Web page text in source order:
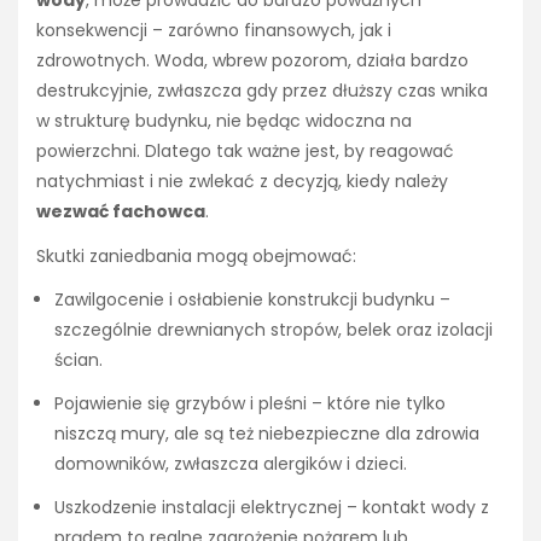
konsekwencji – zarówno finansowych, jak i
zdrowotnych. Woda, wbrew pozorom, działa bardzo
destrukcyjnie, zwłaszcza gdy przez dłuższy czas wnika
w strukturę budynku, nie będąc widoczna na
powierzchni. Dlatego tak ważne jest, by reagować
natychmiast i nie zwlekać z decyzją, kiedy należy
wezwać fachowca.
Skutki zaniedbania mogą obejmować:
Zawilgocenie i osłabienie konstrukcji budynku –
szczególnie drewnianych stropów, belek oraz izolacji
ścian.
Pojawienie się grzybów i pleśni – które nie tylko
niszczą mury, ale są też niebezpieczne dla zdrowia
domowników, zwłaszcza alergików i dzieci.
Uszkodzenie instalacji elektrycznej – kontakt wody z